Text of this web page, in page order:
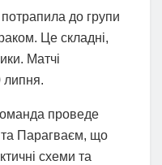
потрапила до групи
Це складні,
Матчі
липня.
проведе
та Парагваєм, що
схеми та